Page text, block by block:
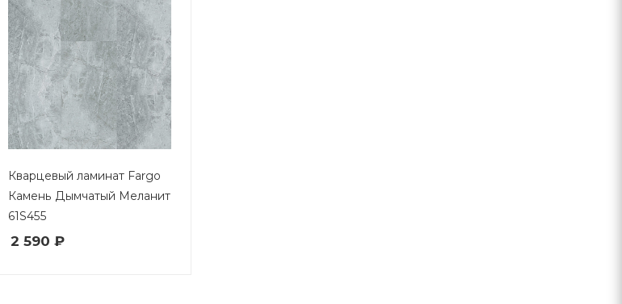
Кварцевый ламинат Fargo
Камень Дымчатый Меланит
61S455
2 590 ₽